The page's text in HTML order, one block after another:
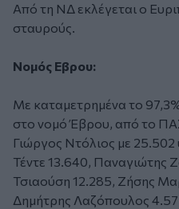
Από τη ΝΔ εκλέγεται ο
σταυρούς.
Νομός Εβρου:
Με καταμετρημένα το
στο νομό Έβρου, από το
Γιώργος Ντόλιος με
Τέντε 13.640, Παναγιώτης
Τσιαούση 12.285, Ζήσης
Δημήτρης Λαζόπουλος